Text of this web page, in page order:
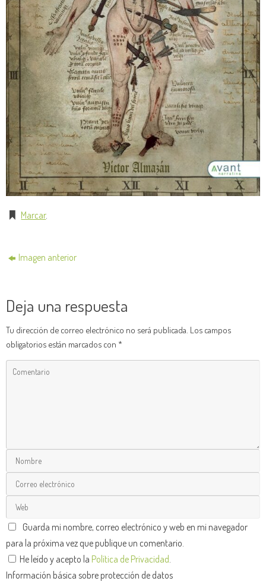
Marcar.
Imagen anterior
Deja una respuesta
Tu dirección de correo electrónico no será publicada. Los campos
obligatorios están marcados con *
Guarda mi nombre, correo electrónico y web en mi navegador
para la próxima vez que publique un comentario.
He leído y acepto la Política de Privacidad
Información básica sobre protección de datos